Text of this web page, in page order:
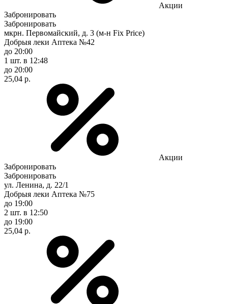
Акции
Забронировать
Забронировать
мкрн. Первомайский, д. 3 (м-н Fix Рrice)
Добрыя леки Аптека №42
до 20:00
1 шт. в 12:48
до 20:00
25,04 р.
Акции
Забронировать
Забронировать
ул. Ленина, д. 22/1
Добрыя леки Аптека №75
до 19:00
2 шт. в 12:50
до 19:00
25,04 р.